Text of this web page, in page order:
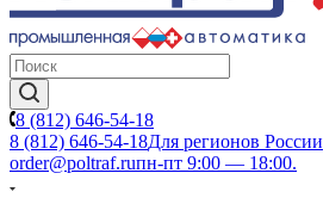
8 (812) 646-54-18
8 (812) 646-54-18Для регионов России
order@poltraf.ruпн-пт 9:00 — 18:00.